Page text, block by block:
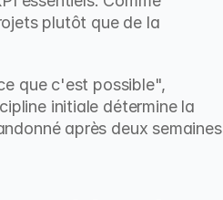
plutôt que de la
que c'est possible",
initiale détermine la
après deux semaines